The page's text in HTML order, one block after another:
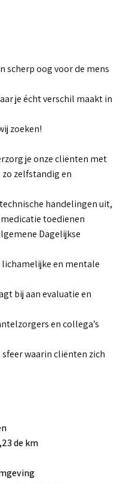
scherp oog voor de mens
je écht verschil maakt in
zoeken!
je onze cliënten met
zelfstandig en
handelingen uit,
toedienen
Dagelijkse
en mentale
bij aan evaluatie en
en collega’s
waarin cliënten zich
de km